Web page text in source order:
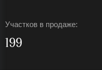
Участков в продаже:
199